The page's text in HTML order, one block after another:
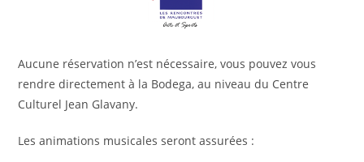
Aucune réservation n’est nécessaire, vous pouvez vous
rendre directement à la Bodega, au niveau du Centre
Culturel Jean Glavany.
Les animations musicales seront assurées :